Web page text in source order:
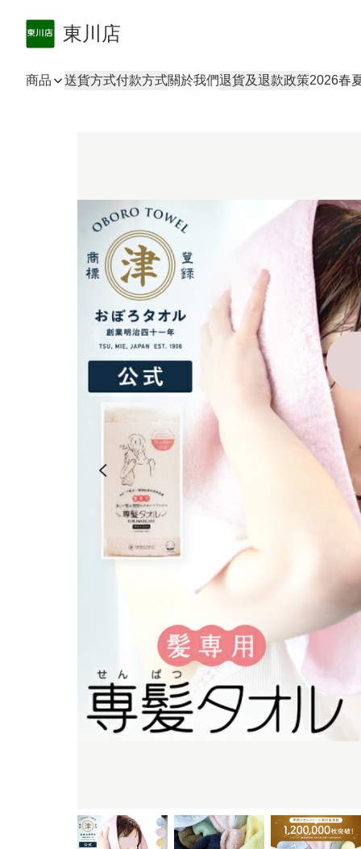
東川店
商品 送貨方式付款方式關於我們退貨及退款政策2026春